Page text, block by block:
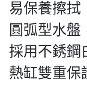
易保養擦拭
圓弧型水盤
採用不銹鋼
熱缸雙重保